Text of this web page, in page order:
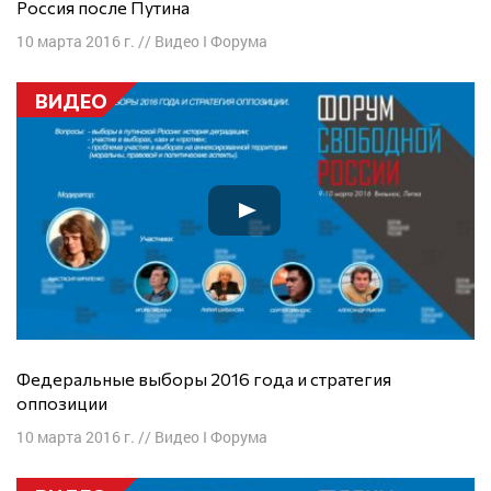
Россия после Путина
10 марта 2016 г. // Видео I Форума
ВИДЕО
Федеральные выборы 2016 года и стратегия
оппозиции
10 марта 2016 г. // Видео I Форума